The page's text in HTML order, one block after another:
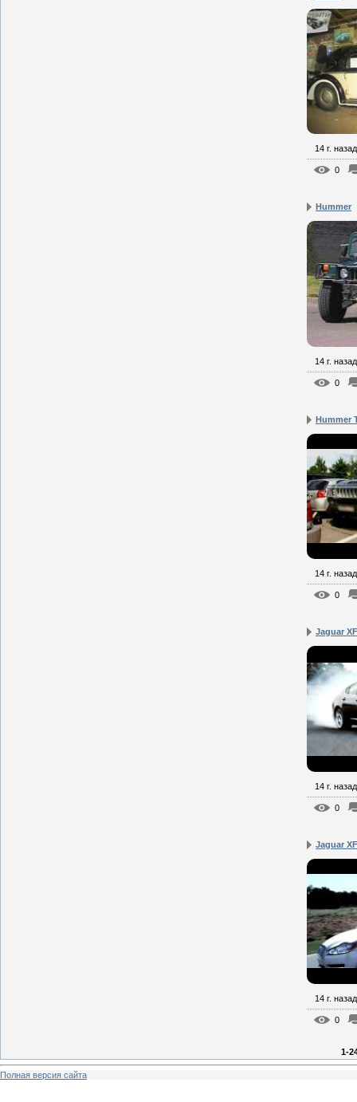
14 г. назад
0
Hummer
14 г. назад
0
Hummer
14 г. назад
0
Jaguar
14 г. назад
0
Jaguar
14 г. назад
0
1-
Полная версия сайта